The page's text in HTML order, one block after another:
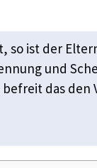
so ist der
und
das